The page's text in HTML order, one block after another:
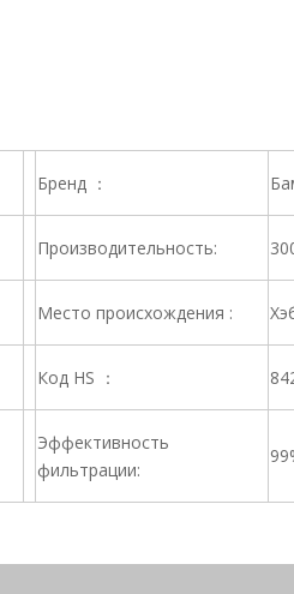
Бренд ：
Производительность:
Место происхождения :
Код HS ：
Эффективность
фильтрации: